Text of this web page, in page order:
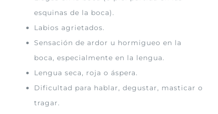
esquinas de la boca).
Labios agrietados.
Sensación de ardor u hormigueo en la
boca, especialmente en la lengua.
Lengua seca, roja o áspera.
Dificultad para hablar, degustar, masticar o
tragar.